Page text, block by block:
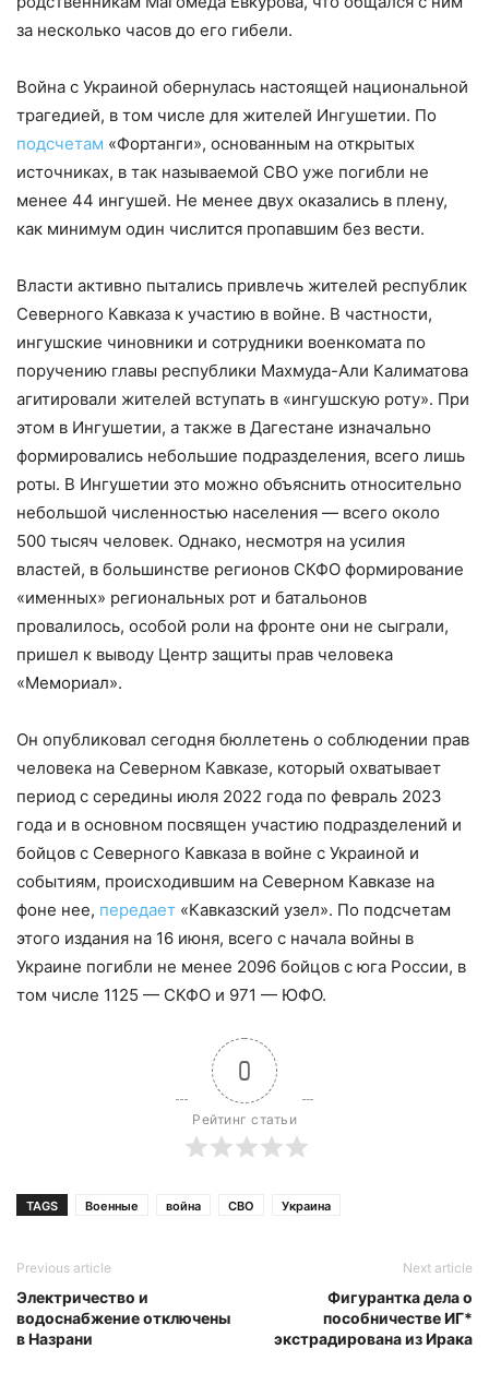
за несколько часов до его гибели.
Война с Украиной обернулась настоящей национальной
трагедией, в том числе для жителей Ингушетии. По
подсчетам «Фортанги», основанным на открытых
источниках, в так называемой СВО уже погибли не
менее 44 ингушей. Не менее двух оказались в плену,
как минимум один числится пропавшим без вести.
Власти активно пытались привлечь жителей республик
Северного Кавказа к участию в войне. В частности,
ингушские чиновники и сотрудники военкомата по
поручению главы республики Махмуда-Али Калиматова
агитировали жителей вступать в «ингушскую роту». При
этом в Ингушетии, а также в Дагестане изначально
формировались небольшие подразделения, всего лишь
роты. В Ингушетии это можно объяснить относительно
небольшой численностью населения — всего около
500 тысяч человек. Однако, несмотря на усилия
властей, в большинстве регионов СКФО формирование
«именных» региональных рот и батальонов
провалилось, особой роли на фронте они не сыграли,
пришел к выводу Центр защиты прав человека
«Мемориал».
Он опубликовал сегодня бюллетень о соблюдении прав
человека на Северном Кавказе, который охватывает
период с середины июля 2022 года по февраль 2023
года и в основном посвящен участию подразделений и
бойцов с Северного Кавказа в войне с Украиной и
событиям, происходившим на Северном Кавказе на
фоне нее, передает «Кавказский узел». По подсчетам
этого издания на 16 июня, всего с начала войны в
Украине погибли не менее 2096 бойцов с юга России, в
том числе 1125 — СКФО и 971 — ЮФО.
0
Рейтинг статьи
TAGS Военные война СВО Украина
Previous article
Электричество и
водоснабжение отключены
в Назрани
Next article
Фигурантка дела о
пособничестве ИГ*
экстрадирована из Ирака